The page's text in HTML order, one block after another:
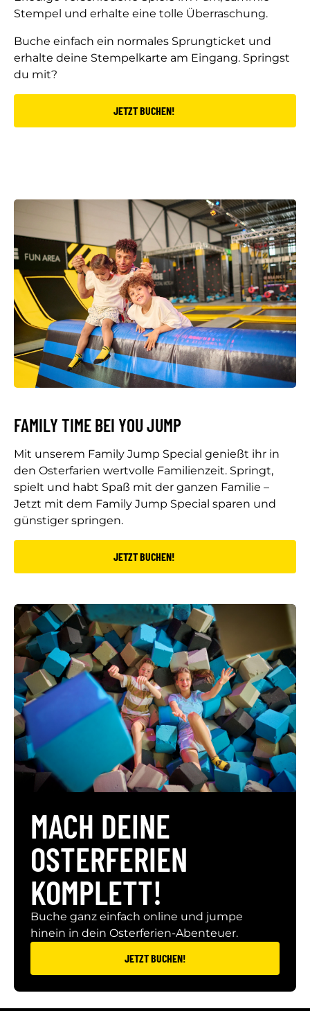
Stempel und erhalte eine tolle Überraschung.
Buche einfach ein normales Sprungticket und
erhalte deine Stempelkarte am Eingang. Springst
du mit?
JETZT BUCHEN!
FAMILY TIME BEI YOU JUMP
Mit unserem Family Jump Special genießt ihr in
den Osterfarien wertvolle Familienzeit. Springt,
spielt und habt Spaß mit der ganzen Familie –
Jetzt mit dem Family Jump Special sparen und
günstiger springen.
JETZT BUCHEN!
MACH DEINE
OSTERFERIEN
KOMPLETT!
Buche ganz einfach online und jumpe
hinein in dein Osterferien-Abenteuer.
JETZT BUCHEN!